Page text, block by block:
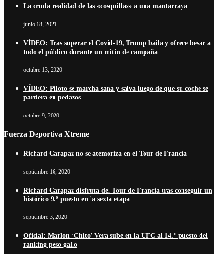
La cruda realidad de las «cosquillas» a una mantarraya
junio 18, 2021
VÍDEO: Tras superar el Covid-19, Trump baila y ofrece besar a
todo el público durante un mitin de campaña
octubre 13, 2020
VÍDEO: Piloto se marcha sana y salva luego de que su coche se
partiera en pedazos
octubre 9, 2020
Fuerza Deportiva Xtreme
Richard Carapaz no se atemoriza en el Tour de Francia
septiembre 16, 2020
Richard Carapaz disfruta del Tour de Francia tras conseguir un
histórico 9.º puesto en la sexta etapa
septiembre 3, 2020
Oficial: Marlon ‘Chito’ Vera sube en la UFC al 14.° puesto del
ranking peso gallo